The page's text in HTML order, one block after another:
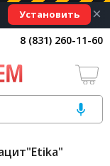
Установить ×
8 (831) 260-11-60